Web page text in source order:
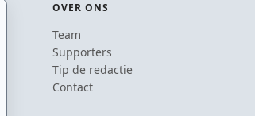
OVER ONS
Team
Supporters
Tip de redactie
Contact